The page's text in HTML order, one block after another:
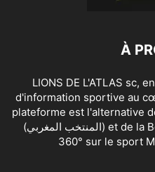
À
LIONS DE L'ATLAS sc,
d'information sportive au
plateforme est l'alternative
(المنتخب المغربي) et de la Botola Pro avec un regard de